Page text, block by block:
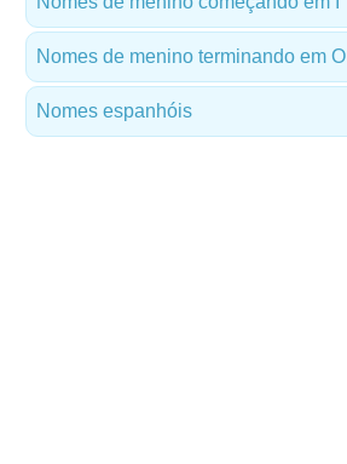
Nomes de menino terminando em O
Nomes espanhóis